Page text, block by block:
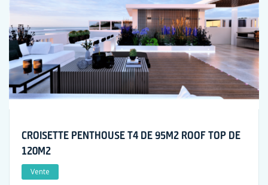
CROISETTE PENTHOUSE T4 DE 95M2 ROOF TOP DE
120M2
Vente